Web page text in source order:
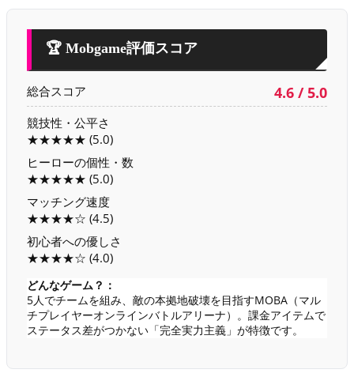
🏆 Mobgame評価スコア
総合スコア 4.6 / 5.0
競技性・公平さ
★★★★★ (5.0)
ヒーローの個性・数
★★★★★ (5.0)
マッチング速度
★★★★☆ (4.5)
初心者への優しさ
★★★★☆ (4.0)
どんなゲーム？：
5人でチームを組み、敵の本拠地破壊を目指すMOBA（マル
チプレイヤーオンラインバトルアリーナ）。課金アイテムで
ステータス差がつかない「完全実力主義」が特徴です。